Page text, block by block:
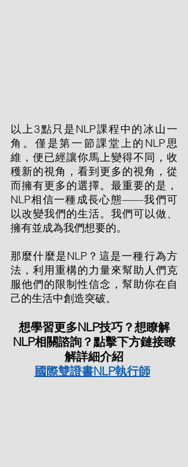
以上3點只是NLP課程中的冰山一
角。僅是第一節課堂上的NLP思
維，便已經讓你馬上變得不同，收
穫新的視角，看到更多的視角，從
而擁有更多的選擇。最重要的是，
NLP相信一種成長心態——我們可
以改變我們的生活。我們可以做、
擁有並成為我們想要的。
那麼什麼是NLP？這是一種行為方
法，利用重構的力量來幫助人們克
服他們的限制性信念，幫助你在自
己的生活中創造突破。
想學習更多NLP技巧？想瞭解
NLP相關諮詢？點擊下方鏈接瞭
解詳細介紹
國際雙證書NLP執行師